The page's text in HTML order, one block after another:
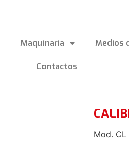
Maquinaria Medios
Contactos
Mod.